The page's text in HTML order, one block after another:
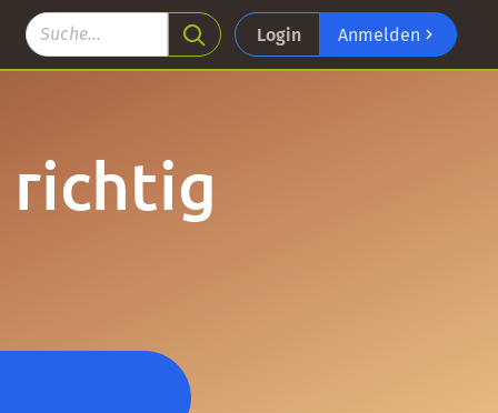
Login Anmelden
richtig